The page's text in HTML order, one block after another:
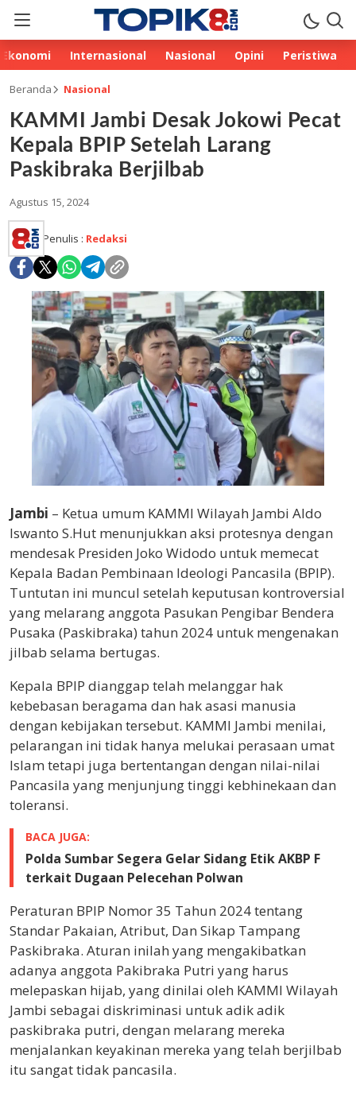
Ekonomi Internasional Nasional Opini Peristiwa
Beranda Nasional
KAMMI Jambi Desak Jokowi Pecat
Kepala BPIP Setelah Larang
Paskibraka Berjilbab
Agustus 15, 2024
Penulis : Redaksi
Jambi – Ketua umum KAMMI Wilayah Jambi Aldo
Iswanto S.Hut menunjukkan aksi protesnya dengan
mendesak Presiden Joko Widodo untuk memecat
Kepala Badan Pembinaan Ideologi Pancasila (BPIP).
Tuntutan ini muncul setelah keputusan kontroversial
yang melarang anggota Pasukan Pengibar Bendera
Pusaka (Paskibraka) tahun 2024 untuk mengenakan
jilbab selama bertugas.
Kepala BPIP dianggap telah melanggar hak
kebebasan beragama dan hak asasi manusia
dengan kebijakan tersebut. KAMMI Jambi menilai,
pelarangan ini tidak hanya melukai perasaan umat
Islam tetapi juga bertentangan dengan nilai-nilai
Pancasila yang menjunjung tinggi kebhinekaan dan
toleransi.
BACA JUGA:
Polda Sumbar Segera Gelar Sidang Etik AKBP F
terkait Dugaan Pelecehan Polwan
Peraturan BPIP Nomor 35 Tahun 2024 tentang
Standar Pakaian, Atribut, Dan Sikap Tampang
Paskibraka. Aturan inilah yang mengakibatkan
adanya anggota Pakibraka Putri yang harus
melepaskan hijab, yang dinilai oleh KAMMI Wilayah
Jambi sebagai diskriminasi untuk adik adik
paskibraka putri, dengan melarang mereka
menjalankan keyakinan mereka yang telah berjilbab
itu sangat tidak pancasila.